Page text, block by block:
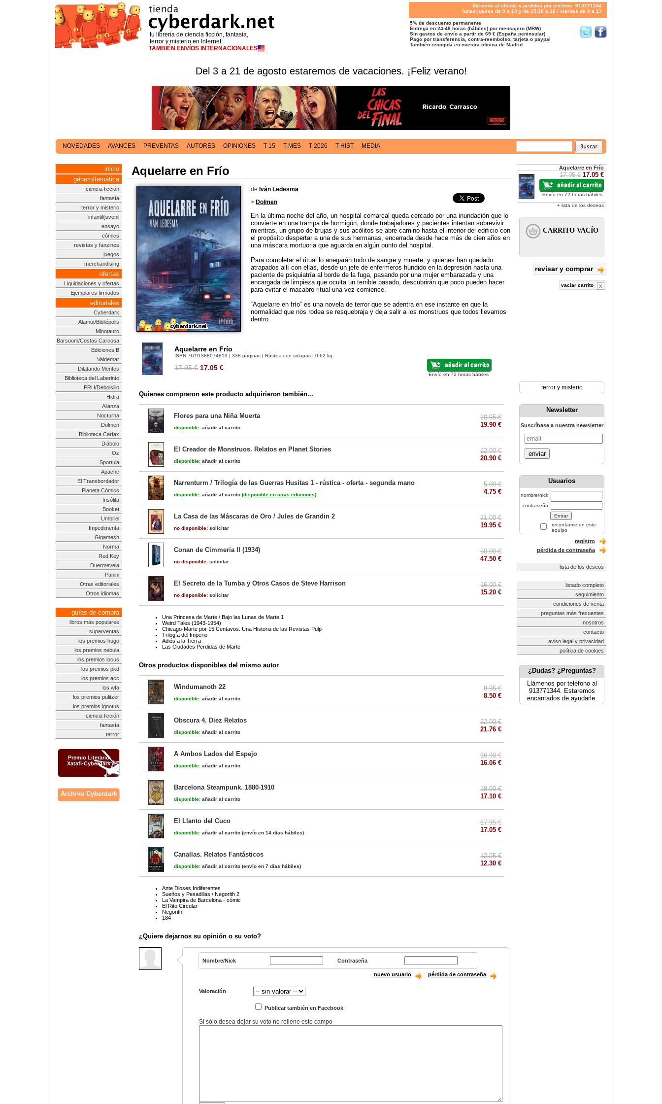
tu librería de ciencia ficción, fantasía,
terror y misterio en Internet
TAMBIÉN ENVÍOS INTERNACIONALES
Atención al cliente y pedidos por teléfono: 913771344
lunes-jueves de 9 a 14 y de 15:30 a 18 / viernes de 9 a 13
5% de descuento permanente
Entrega en 24-48 horas (hábiles) por mensajero (MRW)
Sin gastos de envío a partir de 69 € (España peninsular)
Pago por transferencia, contra-reembolso, tarjeta o paypal
También recogida en nuestra oficina de Madrid
Del 3 a 21 de agosto estaremos de vacaciones. ¡Feliz verano!
NOVEDADES AVANCES PREVENTAS AUTORES OPINIONES T 15 T MES T 2026 T HIST MEDIA
inicio
género/temática
ciencia ficción
fantasía
terror y misterio
infantil/juvenil
ensayo
cómics
revistas y fanzines
juegos
merchandising
ofertas
Liquidaciones y ofertas
Ejemplares firmados
editoriales
Cyberdark
Alamut/Bibliópolis
Minotauro
Barsoom/Costas Carcosa
Ediciones B
Valdemar
Dilatando Mentes
Biblioteca del Laberinto
PRH/Debolsillo
Hidra
Alianza
Nocturna
Dolmen
Biblioteca Carfax
Diábolo
Oz
Sportula
Apache
El Transbordador
Planeta Cómics
Insólita
Booket
Umbriel
Impedimenta
Gigamesh
Norma
Red Key
Duermevela
Panini
Otras editoriales
Otros idiomas
guías de compra
libros más populares
superventas
los premios hugo
los premios nebula
los premios locus
los premios pkd
los premios acc
los wfa
los premios pulitzer
los premios ignotus
ciencia ficción
fantasía
terror
Premio Literario
Xatafi-Cyberdark
Archivo Cyberdark
Aquelarre en Frío
de Iván Ledesma
> Dolmen
En la última noche del año, un hospital comarcal queda cercado por una inundación que lo
convierte en una trampa de hormigón, donde trabajadores y pacientes intentan sobrevivir
mientras, un grupo de brujas y sus acólitos se abre camino hasta el interior del edificio con
el propósito despertar a una de sus hermanas, encerrada desde hace más de cien años en
una máscara mortuoria que aguarda en algún punto del hospital.
Para completar el ritual lo anegarán todo de sangre y muerte, y quienes han quedado
atrapados allí con ellas, desde un jefe de enfermeros hundido en la depresión hasta una
paciente de psiquiatría al borde de la fuga, pasando por una mujer embarazada y una
encargada de limpieza que oculta un terrible pasado, descubrirán que poco pueden hacer
para evitar el macabro ritual una vez comience.
“Aquelarre en frío” es una novela de terror que se adentra en ese instante en que la
normalidad que nos rodea se resquebraja y deja salir a los monstruos que todos llevamos
dentro.
Aquelarre en Frío
ISBN: 9791388074813 | 338 páginas | Rústica con solapas | 0.62 kg
17.95 € 17.05 €
Envío en 72 horas hábiles
Quienes compraron este producto adquirieron también...
Flores para una Niña Muerta
disponible: añadir al carrito
20.95 €
19.90 €
El Creador de Monstruos. Relatos en Planet Stories
disponible: añadir al carrito
22.00 €
20.90 €
Narrenturm / Trilogía de las Guerras Husitas 1 - rústica - oferta - segunda mano
disponible: añadir al carrito (disponible en otras ediciones)
5.00 €
4.75 €
La Casa de las Máscaras de Oro / Jules de Grandin 2
no disponible: solicitar
21.00 €
19.95 €
Conan de Cimmeria II (1934)
no disponible: solicitar
50.00 €
47.50 €
El Secreto de la Tumba y Otros Casos de Steve Harrison
no disponible: solicitar
16.00 €
15.20 €
Una Princesa de Marte / Bajo las Lunas de Marte 1
Weird Tales (1943-1954)
Chicago-Marte por 15 Centavos. Una Historia de las Revistas Pulp
Trilogía del Imperio
Adiós a la Tierra
Las Ciudades Perdidas de Marte
Otros productos disponibles del mismo autor
Windumanoth 22
disponible: añadir al carrito
8.95 €
8.50 €
Obscura 4. Diez Relatos
disponible: añadir al carrito
22.90 €
21.76 €
A Ambos Lados del Espejo
disponible: añadir al carrito
16.90 €
16.06 €
Barcelona Steampunk. 1880-1910
disponible: añadir al carrito
18.00 €
17.10 €
El Llanto del Cuco
disponible: añadir al carrito (envío en 14 días hábiles)
17.95 €
17.05 €
Canallas. Relatos Fantásticos
disponible: añadir al carrito (envío en 7 días hábiles)
12.95 €
12.30 €
Ante Dioses Indiferentes
Sueños y Pesadillas / Negorith 2
La Vampira de Barcelona - cómic
El Rito Circular
Negorith
184
¿Quiere dejarnos su opinión o su voto?
Nombre/Nick Contraseña
nuevo usuario pérdida de contraseña
Valoración
Publicar también en Facebook
Si sólo desea dejar su voto no rellene este campo
Aquelarre en Frío
17.95 € 17.05 €
Envío en 72 horas hábiles
+ lista de los deseos
revisar y comprar
vaciar carrito
terror y misterio
Newsletter
Suscríbase a nuestra newsletter
enviar
Usuarios
nombre/nick
contraseña
recordarme en este
equipo
registro
pérdida de contraseña
lista de los deseos
listado completo
seguimiento
condiciones de venta
preguntas más frecuentes
nosotros
contacto
aviso legal y privacidad
política de cookies
¿Dudas? ¿Preguntas?
Llámenos por teléfono al
913771344. Estaremos
encantados de ayudarle.